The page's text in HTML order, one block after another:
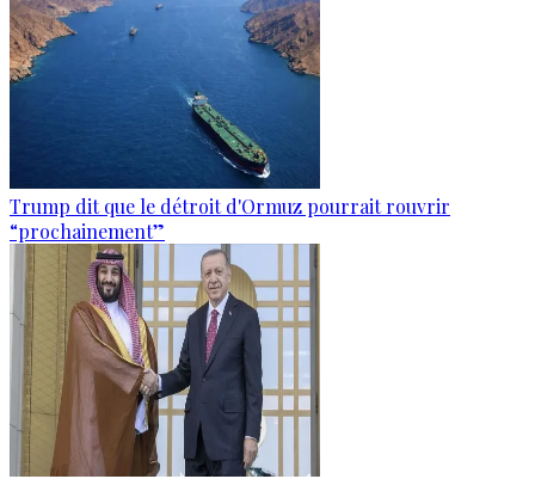
Trump dit que le détroit d'Ormuz pourrait rouvrir
“prochainement”